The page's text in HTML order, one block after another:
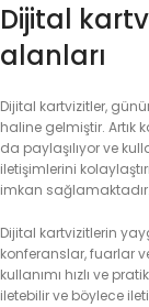
Dijital
alanları
Dijital kartvizitler,
haline gelmiştir. Artık
da paylaşılıyor ve
iletişimlerini
imkan sağlamaktadır.
Dijital kartvizitlerin
konferanslar, fuarlar
kullanımı hızlı ve
iletebilir ve böylece